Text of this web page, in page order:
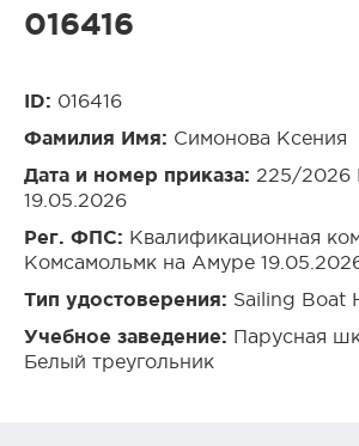
016416
ID: 016416
Фамилия Имя: Симонова Ксения
Дата и номер приказа: 225/2026
19.05.2026
Рег. ФПС: Квалификационная
Комсамольмк на Амуре
Тип удостоверения: Sailing Boat
Учебное заведение: Парусная
Белый треугольник